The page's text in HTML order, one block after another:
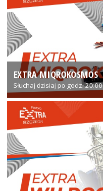
EXTRA MIQROKOSMOS
Słuchaj dzisiaj po godz. 20:00